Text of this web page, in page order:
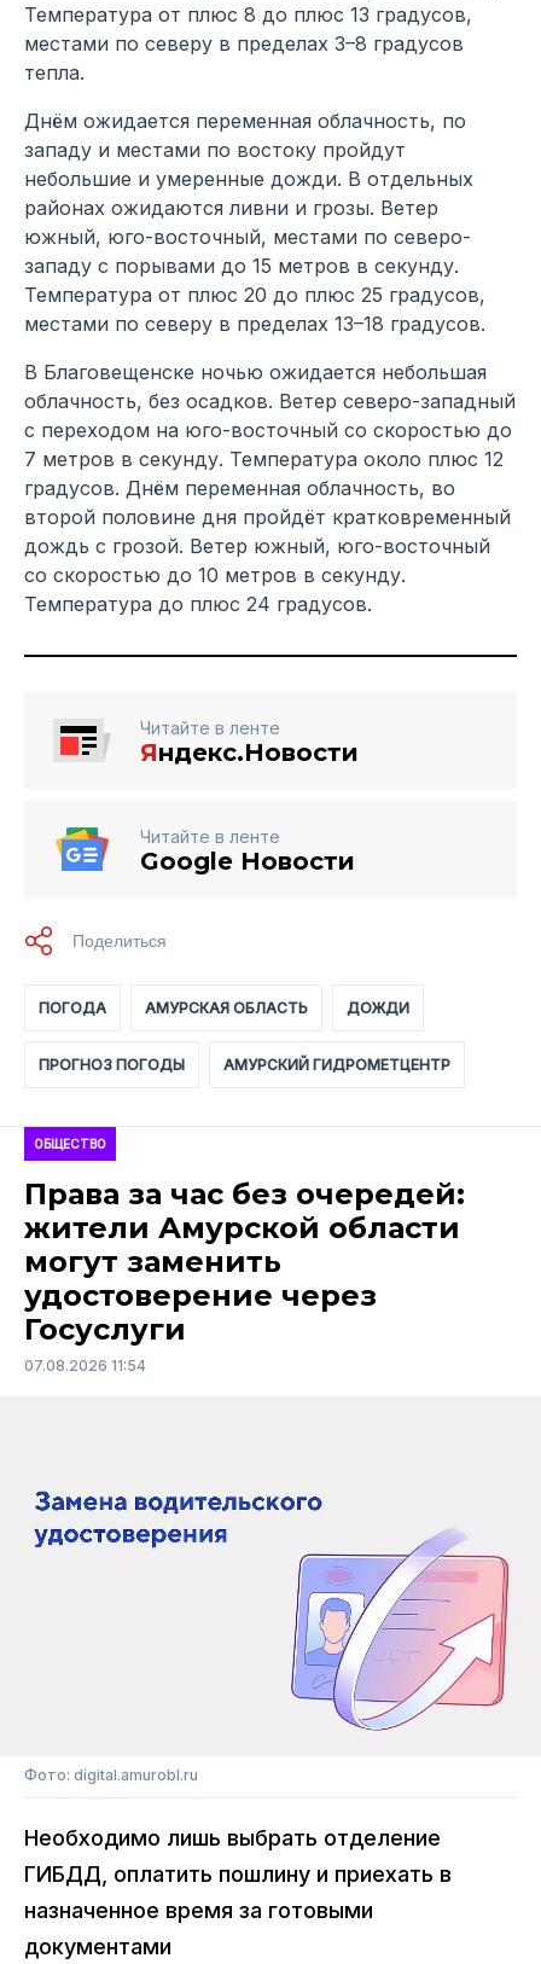
Температура от плюс 8 до плюс 13 градусов,
местами по северу в пределах 3–8 градусов
тепла.
Днём ожидается переменная облачность, по
западу и местами по востоку пройдут
небольшие и умеренные дожди. В отдельных
районах ожидаются ливни и грозы. Ветер
южный, юго-восточный, местами по северо-
западу с порывами до 15 метров в секунду.
Температура от плюс 20 до плюс 25 градусов,
местами по северу в пределах 13–18 градусов.
В Благовещенске ночью ожидается небольшая
облачность, без осадков. Ветер северо-западный
с переходом на юго-восточный со скоростью до
7 метров в секунду. Температура около плюс 12
градусов. Днём переменная облачность, во
второй половине дня пройдёт кратковременный
дождь с грозой. Ветер южный, юго-восточный
со скоростью до 10 метров в секунду.
Температура до плюс 24 градусов.
Читайте в ленте
Яндекс.Новости
Читайте в ленте
Google Новости
ПОГОДА АМУРСКАЯ ОБЛАСТЬ ДОЖДИ
ПРОГНОЗ ПОГОДЫ АМУРСКИЙ ГИДРОМЕТЦЕНТР
ОБЩЕСТВО
Права за час без очередей:
жители Амурской области
могут заменить
удостоверение через
Госуслуги
07.08.2026 11:54
Фото: digital.amurobl.ru
Необходимо лишь выбрать отделение
ГИБДД, оплатить пошлину и приехать в
назначенное время за готовыми
документами